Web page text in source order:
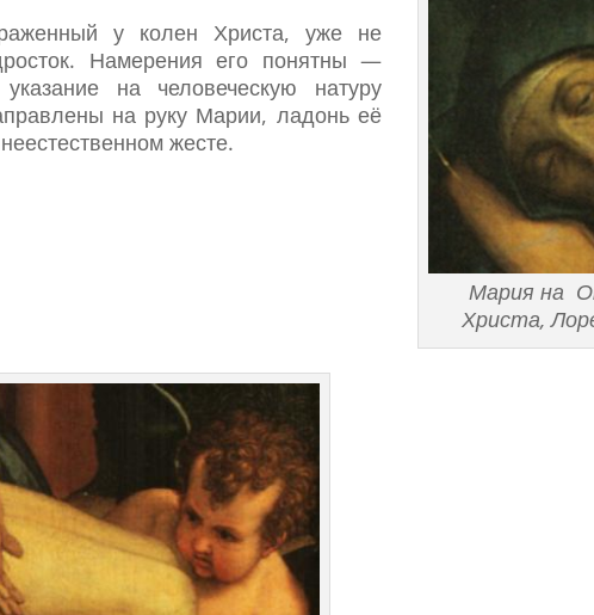
Мария на
Христа,
у колен Христа, уже не
Намерения его понятны —
на человеческую натуру
на руку Марии, ладонь её
жесте.